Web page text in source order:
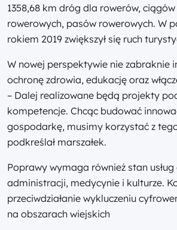
1358,68 km dróg dla rowerów,
rowerowych, pasów rowerowych. W
rokiem 2019 zwiększył się ruch
W nowej perspektywie nie zabraknie
ochronę zdrowia, edukację oraz
– Dalej realizowane będą projekty
kompetencje. Chcąc budować
gospodarkę, musimy korzystać z
podkreślał marszałek.
Poprawy wymaga również stan
administracji, medycynie i kulturze.
przeciwdziałanie wykluczeniu
na obszarach wiejskich